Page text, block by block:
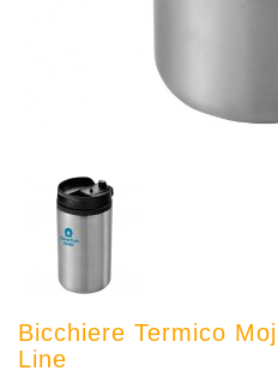
Bicchiere Termico
Line